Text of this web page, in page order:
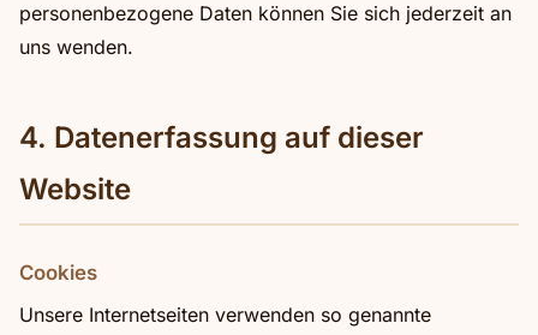
personenbezogene Daten können Sie sich jederzeit an
uns wenden.
4. Datenerfassung auf dieser
Website
Cookies
Unsere Internetseiten verwenden so genannte